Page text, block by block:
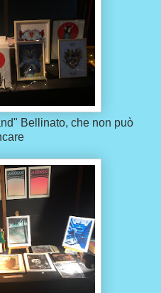
Bellinato, che non può